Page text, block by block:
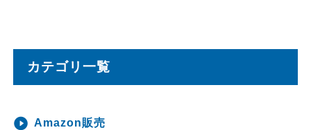
カテゴリ一覧
Amazon販売